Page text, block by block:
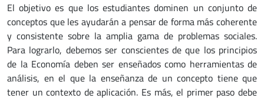
El objetivo es que los estudiantes dominen un conjunto de
conceptos que les ayudarán a pensar de forma más coherente
y consistente sobre la amplia gama de problemas sociales.
Para lograrlo, debemos ser conscientes de que los principios
de la Economía deben ser enseñados como herramientas de
análisis, en el que la enseñanza de un concepto tiene que
tener un contexto de aplicación. Es más, el primer paso debe